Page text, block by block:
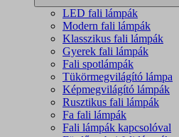
LED fali lámpák
Modern fali lámpák
Klasszikus fali lámpák
Gyerek fali lámpák
Fali spotlámpák
Tükörmegvilágító lámpa
Képmegvilágító lámpák
Rusztikus fali lámpák
Fa fali lámpák
Fali lámpák kapcsolóval